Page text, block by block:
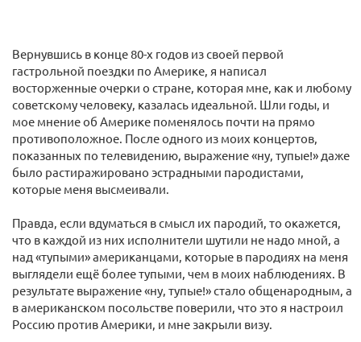
Вернувшись в конце 80-х годов из своей первой
гастрольной поездки по Америке, я написал
восторженные очерки о стране, которая мне, как и любому
советскому человеку, казалась идеальной. Шли годы, и
мое мнение об Америке поменялось почти на прямо
противоположное. После одного из моих концертов,
показанных по телевидению, выражение «ну, тупые!» даже
было растиражировано эстрадными пародистами,
которые меня высмеивали.
Правда, если вдуматься в смысл их пародий, то окажется,
что в каждой из них исполнители шутили не надо мной, а
над «тупыми» американцами, которые в пародиях на меня
выглядели ещё более тупыми, чем в моих наблюдениях. В
результате выражение «ну, тупые!» стало общенародным, а
в американском посольстве поверили, что это я настроил
Россию против Америки, и мне закрыли визу.